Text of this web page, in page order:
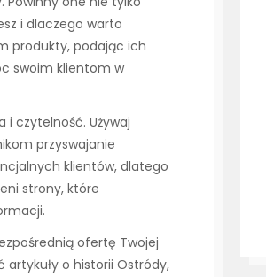
i dlaczego warto
produkty, podając ich
swoim klientom w
czytelność. Używaj
przyswajanie
klientów, dlatego
strony, które
ofertę Twojej
artykuły o historii Ostródy,